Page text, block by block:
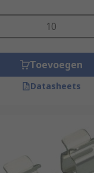
Toevoegen
Datasheets